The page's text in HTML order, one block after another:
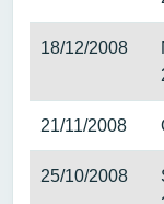
18/12/2008
21/11/2008
25/10/2008